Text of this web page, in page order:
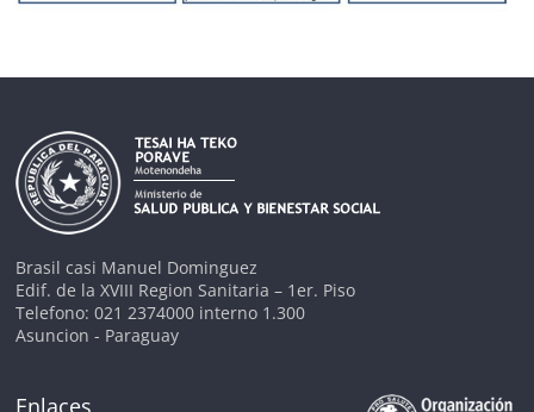
Brasil casi Manuel Dominguez
Edif. de la XVIII Region Sanitaria – 1er. Piso
Telefono: 021 2374000 interno 1.300
Asuncion - Paraguay
Enlaces